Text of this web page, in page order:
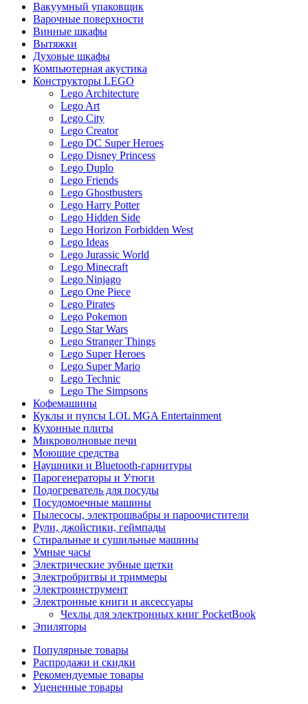
Вакуумный упаковщик
Варочные поверхности
Винные шкафы
Вытяжки
Духовые шкафы
Компьютерная акустика
Конструкторы LEGO
Lego Architecture
Lego Art
Lego City
Lego Creator
Lego DC Super Heroes
Lego Disney Princess
Lego Duplo
Lego Friends
Lego Ghostbusters
Lego Harry Potter
Lego Hidden Side
Lego Horizon Forbidden West
Lego Ideas
Lego Jurassic World
Lego Minecraft
Lego Ninjago
Lego One Piece
Lego Pirates
Lego Pokemon
Lego Star Wars
Lego Stranger Things
Lego Super Heroes
Lego Super Mario
Lego Technic
Lego The Simpsons
Кофемашины
Куклы и пупсы LOL MGA Entertainment
Кухонные плиты
Микроволновые печи
Моющие средства
Наушники и Bluetooth-гарнитуры
Парогенераторы и Утюги
Подогреватель для посуды
Посудомоечные машины
Пылесосы, электрошвабры и пароочистители
Рули, джойстики, геймпады
Стиральные и сушильные машины
Умные часы
Электрические зубные щетки
Электробритвы и триммеры
Электроинструмент
Электронные книги и аксессуары
Чехлы для электронных книг PocketBook
Эпиляторы
Популярные товары
Распродажи и скидки
Рекомендуемые товары
Уцененные товары